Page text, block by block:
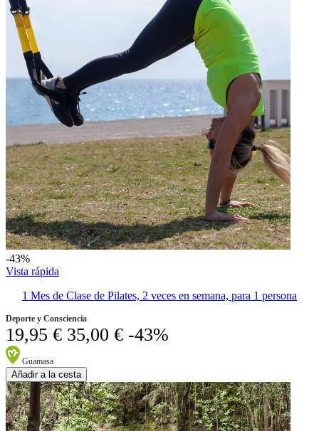
-43%
Vista rápida
1 Mes de Clase de Pilates, 2 veces en semana, para 1 persona
Deporte y Consciencia
19,95 € 35,00 € -43%
Guamasa
Añadir a la cesta